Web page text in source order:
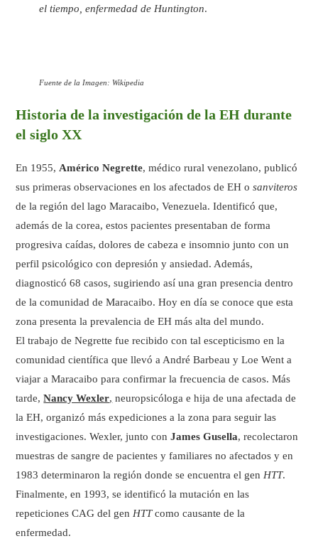
el tiempo, enfermedad de Huntington.
Fuente de la Imagen: Wikipedia
Historia de la investigación de la EH durante
el siglo XX
En 1955, Américo Negrette, médico rural venezolano, publicó
sus primeras observaciones en los afectados de EH osanviteros
de la región del lago Maracaibo, Venezuela. Identificó que,
además de la corea, estos pacientes presentaban de forma
progresiva caídas, dolores de cabeza e insomnio junto con un
perfil psicológico con depresión y ansiedad. Además,
diagnosticó 68 casos, sugiriendo así una gran presencia dentro
de la comunidad de Maracaibo. Hoy en día se conoce que esta
zona presenta la prevalencia de EH más alta del mundo.
El trabajo de Negrette fue recibido con tal escepticismo en la
comunidad científica que llevó a André Barbeau y Loe Went a
viajar a Maracaibo para confirmar la frecuencia de casos. Más
tarde,Nancy Wexler, neuropsicóloga e hija de una afectada de
la EH, organizó más expediciones a la zona para seguir las
investigaciones. Wexler, junto conJames Gusella, recolectaron
muestras de sangre de pacientes y familiares no afectados y en
1983 determinaron la región donde se encuentra el gen HTT.
Finalmente, en 1993, se identificó la mutación en las
repeticiones CAG del gen HTTcomo causante de la
enfermedad.